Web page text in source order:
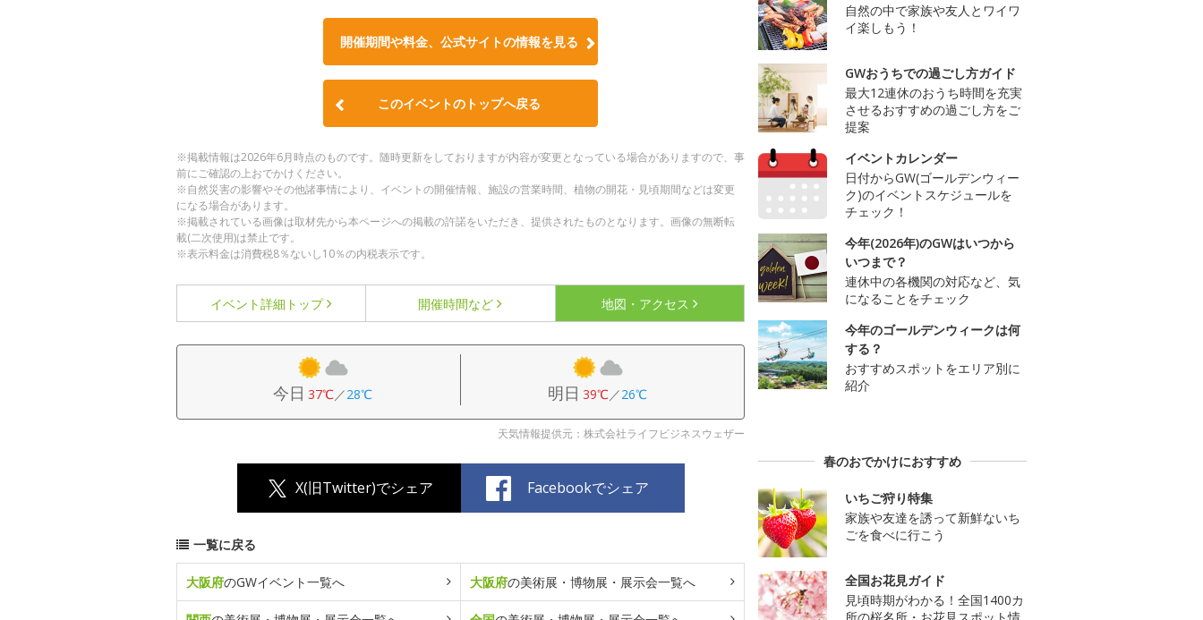
開催期間や料金、公式サイトの情報を見る
このイベントのトップへ戻る
※掲載情報は2026年6月時点のものです。随時更新をしておりますが内容が変更となっている場合がありますので、事
前にご確認の上おでかけください。
※自然災害の影響やその他諸事情により、イベントの開催情報、施設の営業時間、植物の開花・見頃期間などは変更
になる場合があります。
※掲載されている画像は取材先から本ページへの掲載の許諾をいただき、提供されたものとなります。画像の無断転
載(二次使用)は禁止です。
※表示料金は消費税8％ないし10％の内税表示です。
イベント詳細 トップ 開催時間など 地図・アクセス
今日 37℃／28℃ 明日 39℃／26℃
天気情報提供元：株式会社ライフビジネスウェザー
X(旧Twitter)でシェア Facebookでシェア
一覧に戻る
大阪府のGWイベント一覧へ 大阪府の美術展・博物展・展示会一覧へ
自然の中で家族や友人とワイワ
イ楽しもう！
GWおうちでの過ごし方ガイド
最大12連休のおうち時間を充実
させるおすすめの過ごし方をご
提案
イベントカレンダー
日付からGW(ゴールデンウィー
ク)のイベントスケジュールを
チェック！
今年(2026年)のGWはいつから
いつまで？
連休中の各機関の対応など、気
になることをチェック
今年のゴールデンウィークは何
する？
おすすめスポットをエリア別に
紹介
春のおでかけにおすすめ
いちご狩り特集
家族や友達を誘って新鮮ないち
ごを食べに行こう
全国お花見ガイド
見頃時期がわかる！全国1400カ